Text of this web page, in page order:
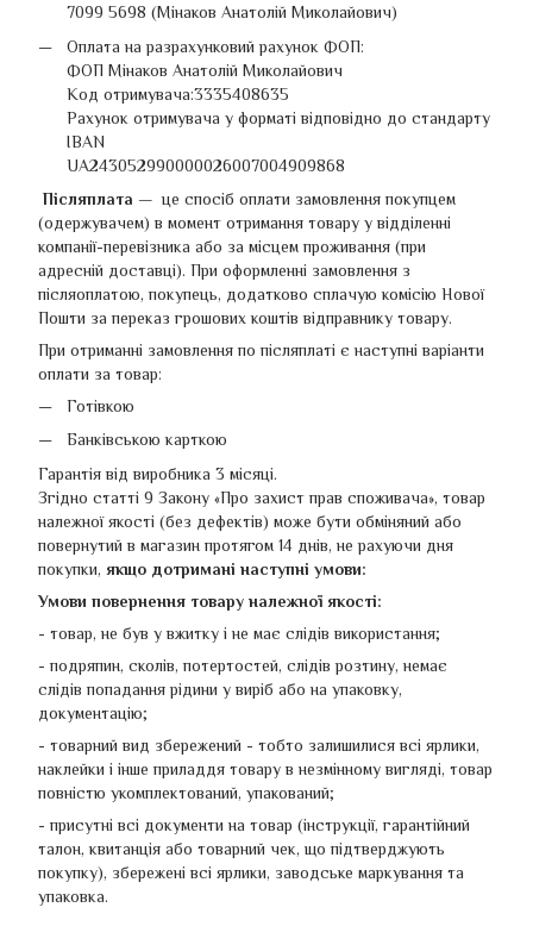
7099 5698 (Мінаков Анатолій Миколайович)
Оплата на разрахунковий рахунок ФОП:
ФОП Мінаков Анатолій Миколайович
Код отримувача:3335408635
Рахунок отримувача у форматі відповідно до стандарту
IBAN
UA243052990000026007004909868
Післяплата — це спосіб оплати замовлення покупцем
(одержувачем) в момент отримання товару у відділенні
компанії-перевізника або за місцем проживання (при
адресній доставці). При оформленні замовлення з
післяоплатою, покупець, додатково сплачую комісію Нової
Пошти за переказ грошових коштів відправнику товару.
При отриманні замовлення по післяплаті є наступні варіанти
оплати за товар:
Готівкою
Банківською карткою
Гарантія від виробника 3 місяці.
Згідно статті 9 Закону «Про захист прав споживача», товар
належної якості (без дефектів) може бути обміняний або
повернутий в магазин протягом 14 днів, не рахуючи дня
покупки, якщо дотримані наступні умови:
Умови повернення товару належної якості:
- товар, не був у вжитку і не має слідів використання;
- подряпин, сколів, потертостей, слідів розтину, немає
слідів попадання рідини у виріб або на упаковку,
документацію;
- товарний вид збережений - тобто залишилися всі ярлики,
наклейки і інше приладдя товару в незмінному вигляді, товар
повністю укомплектований, упакований;
- присутні всі документи на товар (інструкції, гарантійний
талон, квитанція або товарний чек, що підтверджують
покупку), збережені всі ярлики, заводське маркування та
упаковка.